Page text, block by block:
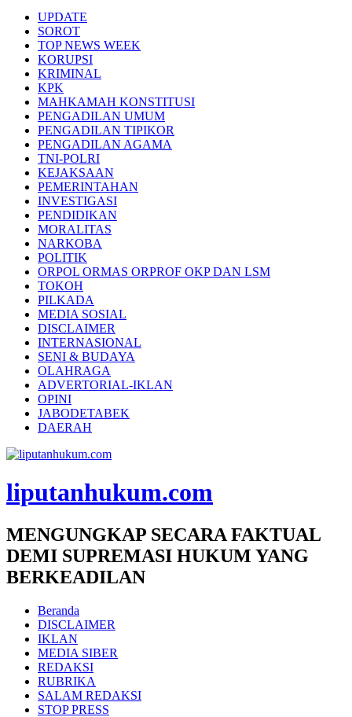
UPDATE
SOROT
TOP NEWS WEEK
KORUPSI
KRIMINAL
KPK
MAHKAMAH KONSTITUSI
PENGADILAN UMUM
PENGADILAN TIPIKOR
PENGADILAN AGAMA
TNI-POLRI
KEJAKSAAN
PEMERINTAHAN
INVESTIGASI
PENDIDIKAN
MORALITAS
NARKOBA
POLITIK
ORPOL ORMAS ORPROF OKP DAN LSM
TOKOH
PILKADA
MEDIA SOSIAL
DISCLAIMER
INTERNASIONAL
SENI & BUDAYA
OLAHRAGA
ADVERTORIAL-IKLAN
OPINI
JABODETABEK
DAERAH
liputanhukum.com
MENGUNGKAP SECARA FAKTUAL
DEMI SUPREMASI HUKUM YANG
BERKEADILAN
Beranda
DISCLAIMER
IKLAN
MEDIA SIBER
REDAKSI
RUBRIKA
SALAM REDAKSI
STOP PRESS